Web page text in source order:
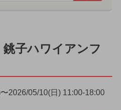
銚子ハワイアンフ
2026/05/10(日) 11:00-18:00